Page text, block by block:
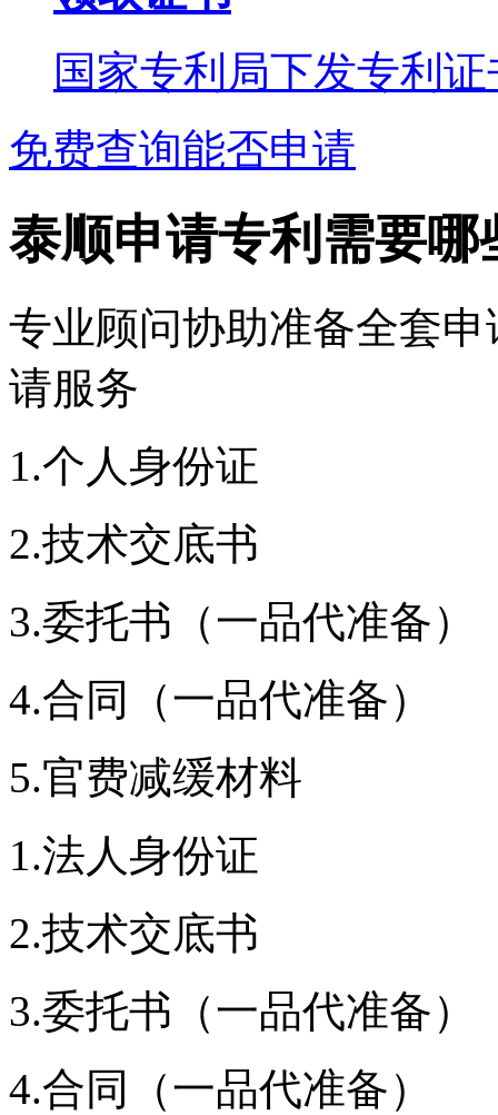
国家专利局下发专利证
免费查询能否申请
泰顺申请专利需要哪
专业顾问协助准备全套
请服务
1.个人身份证
2.技术交底书
3.委托书（一品代准备）
4.合同（一品代准备）
5.官费减缓材料
1.法人身份证
2.技术交底书
3.委托书（一品代准备）
4.合同（一品代准备）